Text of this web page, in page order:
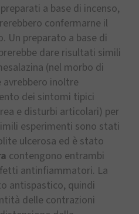
a base di incenso,
confermarne il
preparato a base di
dare risultati simili
(nel morbo di
avrebbero inoltre
dei sintomi tipici
e disturbi articolari) per
esperimenti sono stati
ulcerosa ed è stato
contengono entrambi
antinfiammatori. La
antispastico, quindi
delle contrazioni